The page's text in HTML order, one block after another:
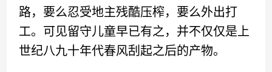
路，要么忍受地主残酷压榨，要么外出打
工。可见留守儿童早已有之，并不仅仅是上
世纪八九十年代春风刮起之后的产物。